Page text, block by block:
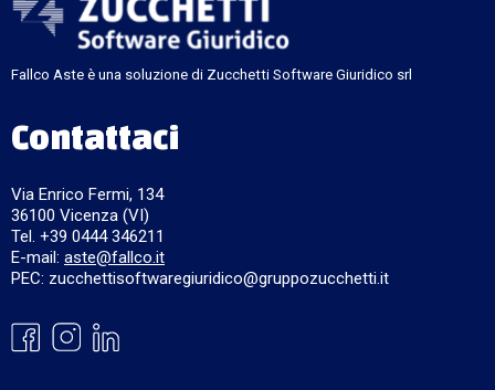
Fallco Aste è una soluzione di Zucchetti Software Giuridico srl
Contattaci
Via Enrico Fermi, 134
36100 Vicenza (VI)
Tel. +39 0444 346211
E-mail: aste@fallco.it
PEC: zucchettisoftwaregiuridico@gruppozucchetti.it